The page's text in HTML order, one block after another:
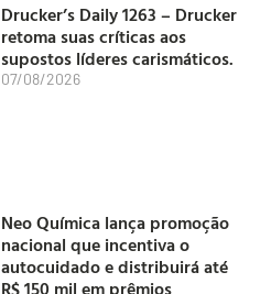
Drucker’s Daily 1263 – Drucker
retoma suas críticas aos
supostos líderes carismáticos.
07/08/2026
Neo Química lança promoção
nacional que incentiva o
autocuidado e distribuirá até
R$ 150 mil em prêmios